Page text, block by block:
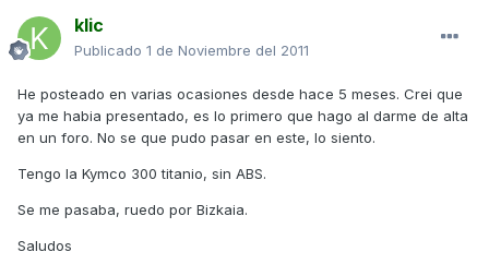
klic
Publicado 1 de Noviembre del 2011
He posteado en varias ocasiones desde hace 5 meses. Crei que
ya me habia presentado, es lo primero que hago al darme de alta
en un foro. No se que pudo pasar en este, lo siento.
Tengo la Kymco 300 titanio, sin ABS.
Se me pasaba, ruedo por Bizkaia.
Saludos